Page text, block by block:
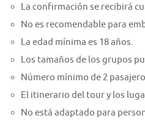
La confirmación se recibirá
No es recomendable para
La edad mínima es 18 años.
Los tamaños de los grupos
Número mínimo de 2
El itinerario del tour y los
No está adaptado para